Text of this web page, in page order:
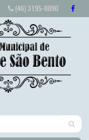
(46) 3195-0090